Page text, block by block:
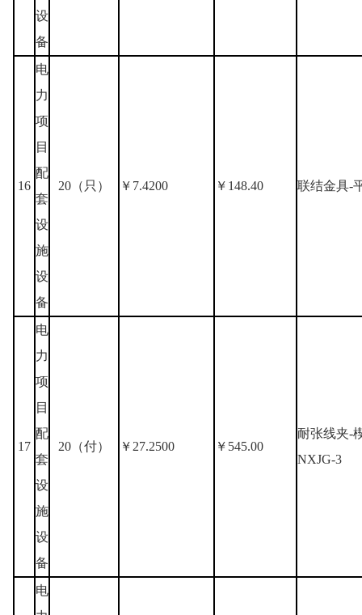
设
备
16
电
力
项
目
配
套
设
施
设
备
20（只） ￥7.4200 ￥148.40 联结金具-
17
电
力
项
目
配
套
设
施
设
备
20（付） ￥27.2500 ￥545.00
耐张线夹-
NXJG-3
电